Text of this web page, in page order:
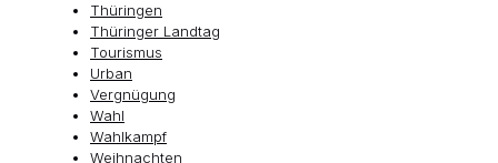
Thüringen
Thüringer Landtag
Tourismus
Urban
Vergnügung
Wahl
Wahlkampf
Weihnachten